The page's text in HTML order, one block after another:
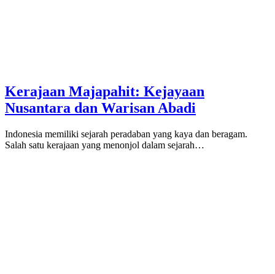
Kerajaan Majapahit: Kejayaan
Nusantara dan Warisan Abadi
Indonesia memiliki sejarah peradaban yang kaya dan beragam.
Salah satu kerajaan yang menonjol dalam sejarah…